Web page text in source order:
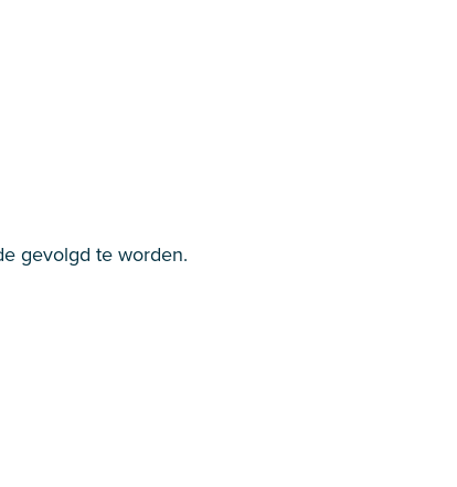
gevolgd te worden.